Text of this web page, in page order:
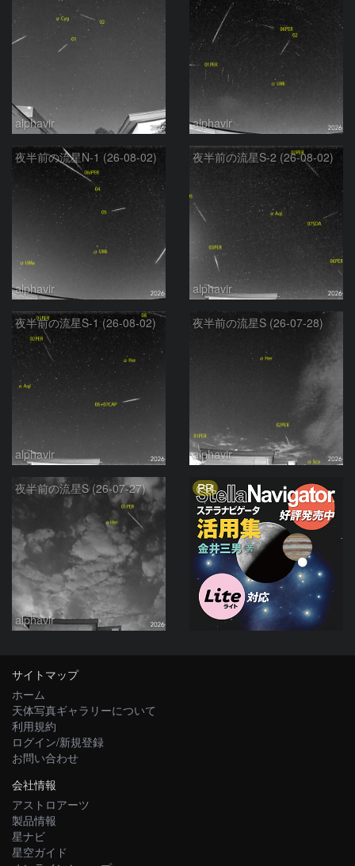
alphavir alphavir
夜半前の流星N-1 (26-08-02)
alphavir
夜半前の流星S-2 (26-08-02)
alphavir
夜半前の流星S-1 (26-08-02)
alphavir
夜半前の流星S (26-07-28)
alphavir
夜半前の流星S (26-07-27)
alphavir
PR
サイトマップ
ホーム
天体写真ギャラリーについて
利用規約
ログイン/新規登録
お問い合わせ
会社情報
アストロアーツ
製品情報
星ナビ
星空ガイド